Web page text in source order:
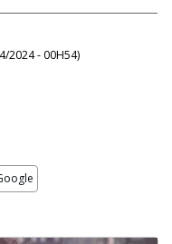
2024 - 00H54)